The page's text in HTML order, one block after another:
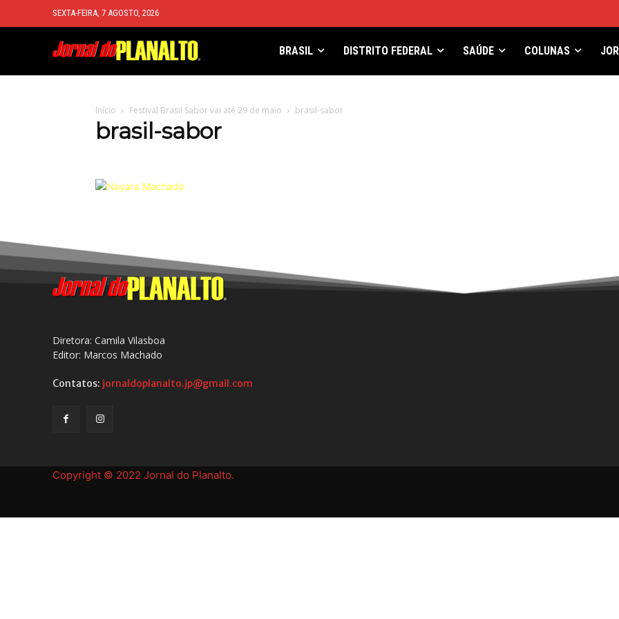
SEXTA-FEIRA, 7 AGOSTO, 2026
BRASIL DISTRITO FEDERAL SAÚDE COLUNAS
Início Festival Brasil Sabor vai até 29 de maio brasil-sabor
brasil-sabor
Diretora: Camila Vilasboa
Editor: Marcos Machado
Contatos: jornaldoplanalto.jp@gmail.com
Copyright © 2022 Jornal do Planalto.